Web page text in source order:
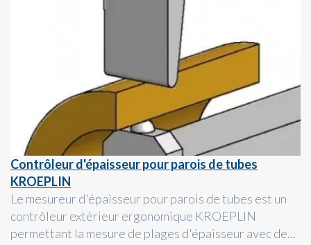
Contrôleur d'épaisseur pour parois de tubes
KROEPLIN
Le mesureur d'épaisseur pour parois de tubes est un
contrôleur extérieur ergonomique KROEPLIN
permettant la mesure de plages d'épaisseur avec de...